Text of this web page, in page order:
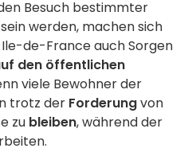
Besuch bestimmter
werden, machen sich
de-France auch Sorgen
den öffentlichen
viele Bewohner der
trotz der Forderungvon
zu bleiben, während der